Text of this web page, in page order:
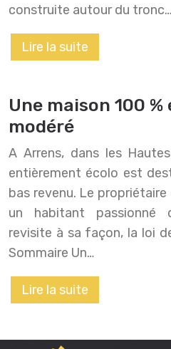
construite autour du tronc…
Lire la suite
Une maison 100
modéré
A Arrens, dans les
entièrement écolo est
bas revenu. Le
un habitant passionné
revisite à sa façon, la loi
Sommaire Un…
Lire la suite